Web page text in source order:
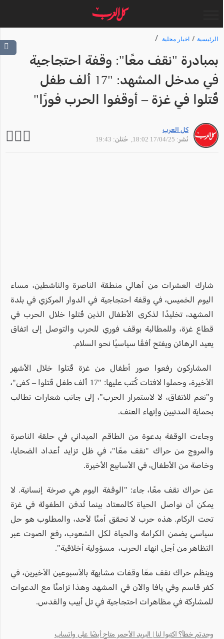
الرئيسية اخبار محلية
بمبادرة "نقف معًا": وقفة احتجاجية
في مدخل المشهد: "17 ألف طفل
قُتلوا في غزة – أوقفوا الحرب فورًا"
كل العرب
نُشر: 17/04/25 18:02
, حُتلن: 19:43
شارك العشرات من أهالي منطقة الناصرة والناشطين، مساء
اليوم الخميس، في وقفة احتجاجية في الدوار المركزي في بلدة
المشهد، تخليدًا لذكرى الأطفال الذين قُتلوا خلال الحرب في
قطاع غزة، وللمطالبة بوقف فوري للحرب والتوصل إلى اتفاق
يعيد الرهائن ويفتح أفقًا سياسيًا نحو السلام.
المشاركون رفعوا صور أطفال من غزة قُتلوا خلال الأشهر
الأخيرة، وحملوا لافتات كُتب عليها: "17 ألف طفل قُتلوا – كفى"،
و"نعم للاتفاق، لا لاستمرار الحرب"، إلى جانب شعارات تطالب
بحماية المدنيين وإنهاء العنف.
وجاءت الوقفة بدعوة من الطاقم الميداني في حلقة الناصرة
والمروج من حراك "نقف معًا"، في ظل تزايد أعداد الضحايا،
وخاصة من الأطفال، في الأسابيع الأخيرة.
عن حراك نقف معًا، جاء: "الوقفة اليوم هي صرخة إنسانية. لا
يمكن أن نواصل الحياة كالمعتاد بينما تُدفن الطفولة في غزة
تحت الركام. هذه حرب لا تحقق أمنًا لأحد، والمطلوب هو حل
سياسي يضمن الكرامة والحياة لكل الشعوب، رفع الصوت عبر
التظاهر من أجل انهاء الحرب، مسؤولية أخلاقية".
وينظم حراك نقف معًا وقفات مشابهة بالأسبوعين الأخيرين، في
كفر قاسم وفي يافا والآن في المشهد وهذا تزامنًا مع الدعوات
للمشاركة في مظاهرات احتجاجية في تل أبيب والقدس.
وجدتم خطأ؟ اكتبوا لنا | البريد الأحمر متاح أيضًا على واتساب